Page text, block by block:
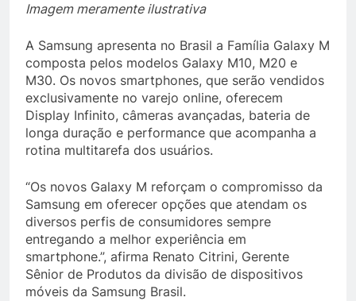
Imagem meramente ilustrativa
A Samsung apresenta no Brasil a Família Galaxy M
composta pelos modelos Galaxy M10, M20 e
M30. Os novos smartphones, que serão vendidos
exclusivamente no varejo online, oferecem
Display Infinito, câmeras avançadas, bateria de
longa duração e performance que acompanha a
rotina multitarefa dos usuários.
“Os novos Galaxy M reforçam o compromisso da
Samsung em oferecer opções que atendam os
diversos perfis de consumidores sempre
entregando a melhor experiência em
smartphone.”, afirma Renato Citrini, Gerente
Sênior de Produtos da divisão de dispositivos
móveis da Samsung Brasil.